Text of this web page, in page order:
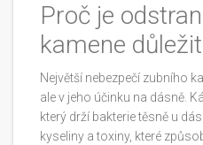
Proč je
kamene
Největší nebezpečí zubního
ale v jeho účinku na dásně.
který drží bakterie těsně u
kyseliny a toxiny, které